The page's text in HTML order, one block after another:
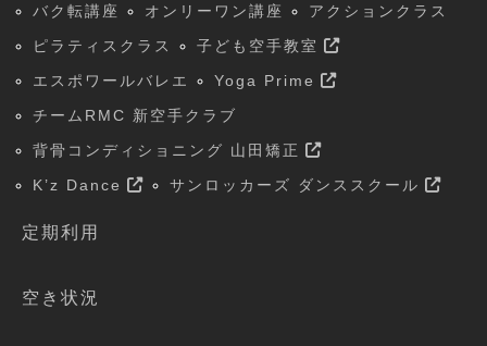
バク転講座 オンリーワン講座
アクションクラス
ピラティスクラス
子ども空手教室
エスポワールバレエ
Yoga Prime
チームRMC 新空手クラブ
背骨コンディショニング 山田矯正
K’z Dance
サンロッカーズ ダンススクール
定期利用
空き状況